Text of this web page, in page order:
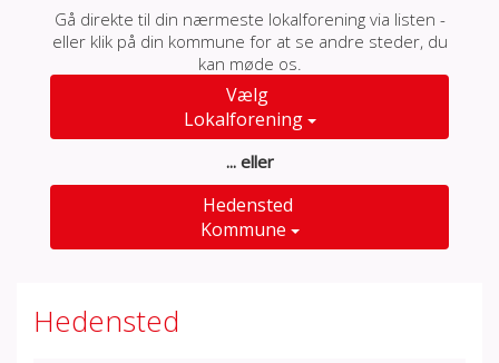
Gå direkte til din nærmeste lokalforening via listen -
eller klik på din kommune for at se andre steder, du
kan møde os.
Vælg
Lokalforening
... eller
Hedensted
Kommune
Hedensted